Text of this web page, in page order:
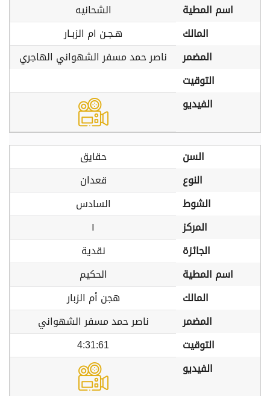
اسم المطية
الشحانيه
المالك
هـجـن ام الزبـار
المضمر
ناصر حمد مسفر الشهواني الهاجري
التوقيت
الفيديو
السن
حقايق
النوع
قعدان
الشوط
السادس
المركز
١
الجائزة
نقدية
اسم المطية
الحكيم
المالك
هجن أم الزبار
المضمر
ناصر حمد مسفر الشهواني
التوقيت
4:31:61
الفيديو